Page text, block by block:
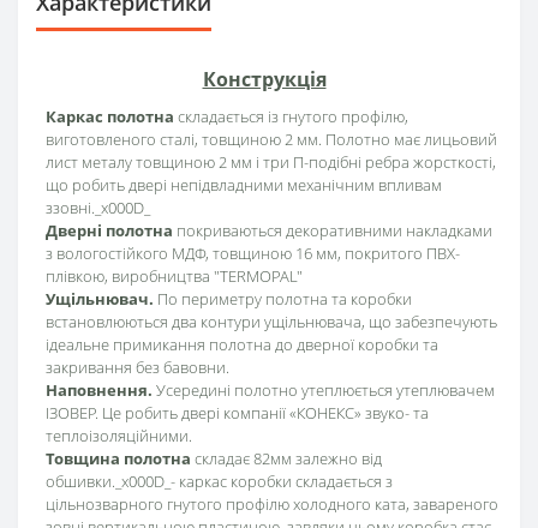
Конструкція
Каркас полотна складається із гнутого профілю,
виготовленого сталі, товщиною 2 мм. Полотно має лицьовий
лист металу товщиною 2 мм і три П-подібні ребра жорсткості,
що робить двері непідвладними механічним впливам
ззовні._x000D_
Дверні полотна покриваються декоративними накладками
з вологостійкого МДФ, товщиною 16 мм, покритого ПВХ-
плівкою, виробництва "TERMOPAL"
Ущільнювач. По периметру полотна та коробки
встановлюються два контури ущільнювача, що забезпечують
ідеальне примикання полотна до дверної коробки та
закривання без бавовни.
Наповнення. Усередині полотно утеплюється утеплювачем
ІЗОВЕР. Це робить двері компанії «КОНЕКС» звуко- та
теплоізоляційними.
Товщина полотна складає 82мм залежно від
обшивки._x000D_- каркас коробки складається з
цільнозварного гнутого профілю холодного ката, завареного